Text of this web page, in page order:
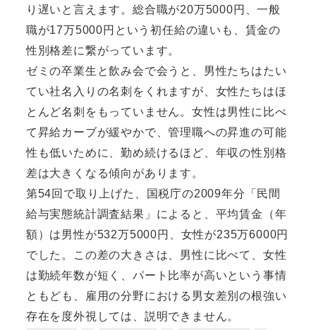
り遅いと言えます。総合職が20万5000円、一般
職が17万5000円という初任給の違いも、賃金の
性別格差に繋がっています。
ゼミの卒業生と飲み会で会うと、男性たちはたい
てい社名入りの名刺をくれますが、女性たちはほ
とんど名刺をもっていません。女性は男性に比べ
て昇給カーブが緩やかで、管理職への昇進の可能
性も低いために、勤め続けるほど、年収の性別格
差は大きくなる傾向があります。
第54回で取り上げた、国税庁の2009年分「民間
給与実態統計調査結果」によると、平均賃金（年
額）は男性が532万5000円、女性が235万6000円
でした。この差の大きさは、男性に比べて、女性
は勤続年数が短く、パート比率が高いという事情
ともども、雇用の分野における男女差別の根強い
存在を度外視しては、説明できません。